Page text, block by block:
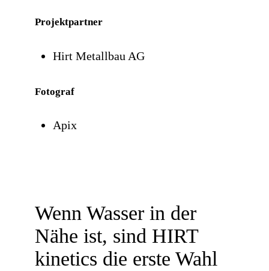
Projektpartner
Hirt Metallbau AG
Fotograf
Apix
Wenn Wasser in der
Nähe ist, sind HIRT
kinetics die erste Wahl